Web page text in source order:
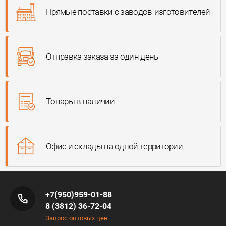
Прямые поставки с заводов-изготовителей
Отправка заказа за один день
Товары в наличии
Офис и склады на одной территории
+7(950)959-01-88
8 (3812) 36-72-04
Запрос оптовых цен